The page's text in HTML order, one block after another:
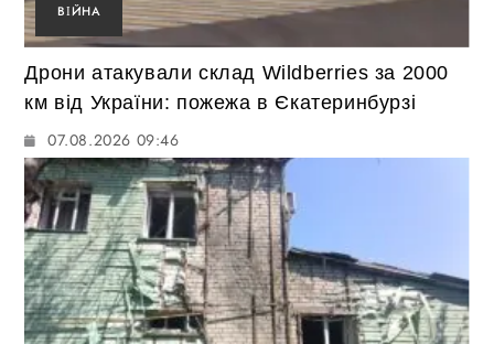
ВІЙНА
Дрони атакували склад Wildberries за 2000
км від України: пожежа в Єкатеринбурзі
07.08.2026 09:46